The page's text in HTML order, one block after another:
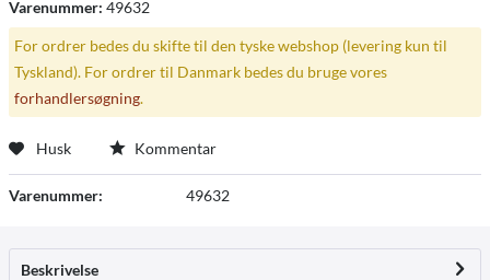
Varenummer: 49632
For ordrer bedes du skifte til den tyske webshop (levering kun til
Tyskland). For ordrer til Danmark bedes du bruge vores
forhandlersøgning.
Husk Kommentar
Varenummer: 49632
Beskrivelse